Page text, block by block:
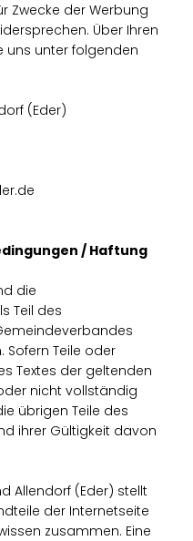
Zwecke der Werbung
Über Ihren
uns unter folgenden
(Eder)
/ Haftung
die
Teil des
Sofern Teile oder
Textes der geltenden
nicht vollständig
übrigen Teile des
ihrer Gültigkeit davon
Allendorf (Eder) stellt
der Internetseite
zusammen. Eine